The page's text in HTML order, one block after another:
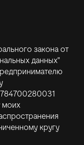
закона от
данных"
моих
кругу